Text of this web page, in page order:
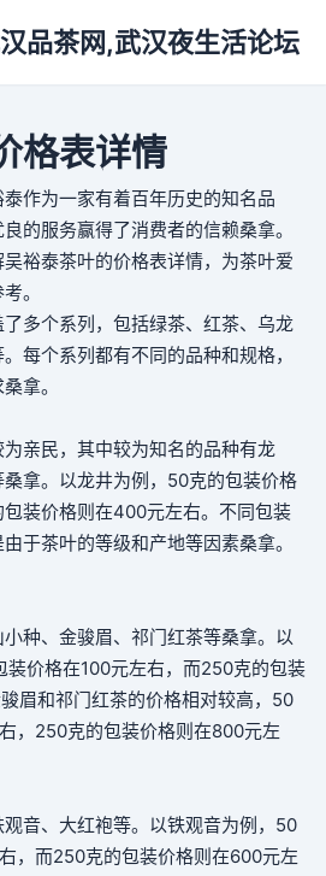
品茶网,武汉夜生活论坛
格表详情
作为一家有着百年历史的知名品
的服务赢得了消费者的信赖桑拿。
裕泰茶叶的价格表详情，为茶叶爱
。
多个系列，包括绿茶、红茶、乌龙
每个系列都有不同的品种和规格，
桑拿。
亲民，其中较为知名的品种有龙
桑拿。以龙井为例，50克的包装价格
装价格则在400元左右。不同包装
于茶叶的等级和产地等因素桑拿。
种、金骏眉、祁门红茶等桑拿。以
装价格在100元左右，而250克的包装
眉和祁门红茶的价格相对较高，50
，250克的包装价格则在800元左
音、大红袍等。以铁观音为例，50
，而250克的包装价格则在600元左